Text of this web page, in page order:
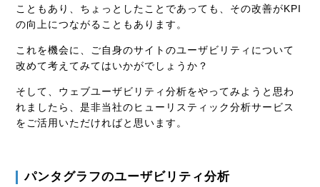
こともあり、ちょっとしたことであっても、その改善がKPI
の向上につながることもあります。
これを機会に、ご自身のサイトのユーザビリティについて
改めて考えてみてはいかがでしょうか？
そして、ウェブユーザビリティ分析をやってみようと思わ
れましたら、是非当社のヒューリスティック分析サービス
をご活用いただければと思います。
パンタグラフのユーザビリティ分析